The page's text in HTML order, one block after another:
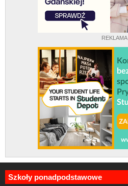
REKLAMA
Szkoły ponadpodstawowe